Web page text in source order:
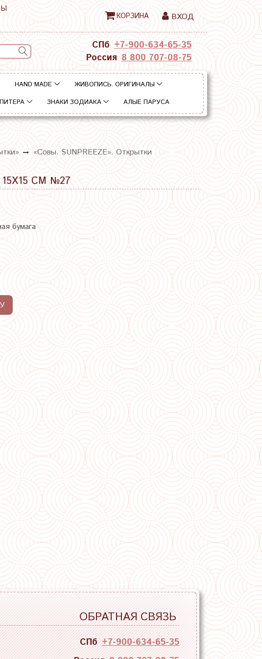
КОРЗИНА ВХОД
СПб +7-900-634-65-35
Россия 8 800 707-08-75
HAND MADE
ЖИВОПИСЬ. ОРИГИНАЛЫ
ЗНАКИ ЗОДИАКА АЛЫЕ ПАРУСА
«Совы. SUNPREEZE». Открытки
СМ №27
бумага
ОБРАТНАЯ СВЯЗЬ
СПб +7-900-634-65-35